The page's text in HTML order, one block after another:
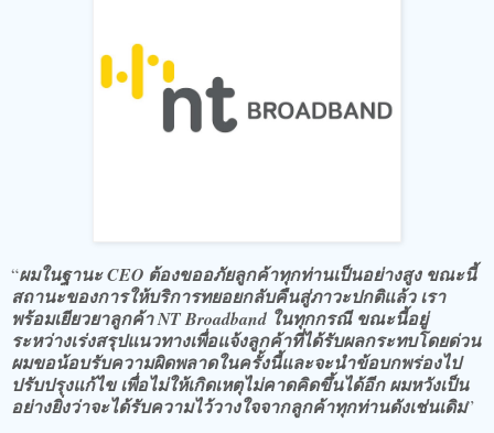
​“ผมในฐานะ CEO ต้องขออภัยลูกค้าทุกท่านเป็นอย่างสูง ขณะนี้
สถานะของการให้บริการทยอยกลับคืนสู่ภาวะปกติแล้ว เรา
พร้อมเยียวยาลูกค้า NT Broadband ในทุกกรณี ขณะนี้อยู่
ระหว่างเร่งสรุปแนวทางเพื่อแจ้งลูกค้าที่ได้รับผลกระทบโดยด่วน
ผมขอน้อบรับความผิดพลาดในครั้งนี้และจะนำข้อบกพร่องไป
ปรับปรุงแก้ไข เพื่อไม่ให้เกิดเหตุไม่คาดคิดขึ้นได้อีก ผมหวังเป็น
อย่างยิ่งว่าจะได้รับความไว้วางใจจากลูกค้าทุกท่านดังเช่นเดิม”